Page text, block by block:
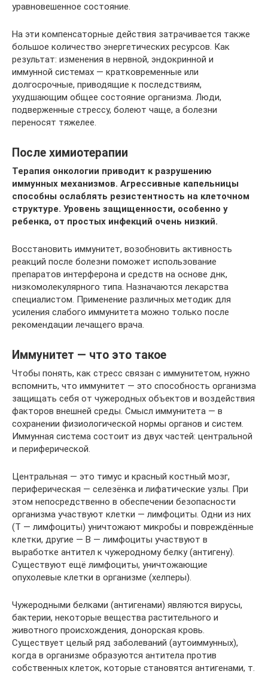
уравновешенное состояние.
На эти компенсаторные действия затрачивается также
большое количество энергетических ресурсов. Как
результат: изменения в нервной, эндокринной и
иммунной системах — кратковременные или
долгосрочные, приводящие к последствиям,
ухудшающим общее состояние организма. Люди,
подверженные стрессу, болеют чаще, а болезни
переносят тяжелее.
После химиотерапии
Терапия онкологии приводит к разрушению
иммунных механизмов. Агрессивные капельницы
способны ослаблять резистентность на клеточном
структуре. Уровень защищенности, особенно у
ребенка, от простых инфекций очень низкий.
Восстановить иммунитет, возобновить активность
реакций после болезни поможет использование
препаратов интерферона и средств на основе днк,
низкомолекулярного типа. Назначаются лекарства
специалистом. Применение различных методик для
усиления слабого иммунитета можно только после
рекомендации лечащего врача.
Иммунитет — что это такое
Чтобы понять, как стресс связан с иммунитетом, нужно
вспомнить, что иммунитет — это способность организма
защищать себя от чужеродных объектов и воздействия
факторов внешней среды. Смысл иммунитета — в
сохранении физиологической нормы органов и систем.
Иммунная система состоит из двух частей: центральной
и периферической.
Центральная — это тимус и красный костный мозг,
периферическая — селезёнка и лифатические узлы. При
этом непосредственно в обеспечении безопасности
организма участвуют клетки — лимфоциты. Одни из них
(Т — лимфоциты) уничтожают микробы и повреждённые
клетки, другие — В — лимфоциты участвуют в
выработке антител к чужеродному белку (антигену).
Существуют ещё лимфоциты, уничтожающие
опухолевые клетки в организме (хелперы).
Чужеродными белками (антигенами) являются вирусы,
бактерии, некоторые вещества растительного и
животного происхождения, донорская кровь.
Существует целый ряд заболеваний (аутоиммунных),
когда в организме образуются антитела против
собственных клеток, которые становятся антигенами, т.